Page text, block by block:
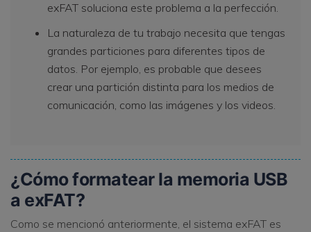
exFAT soluciona este problema a la perfección.
La naturaleza de tu trabajo necesita que tengas
grandes particiones para diferentes tipos de
datos. Por ejemplo, es probable que desees
crear una partición distinta para los medios de
comunicación, como las imágenes y los videos.
¿Cómo formatear la memoria USB
a exFAT?
Como se mencionó anteriormente, el sistema exFAT es